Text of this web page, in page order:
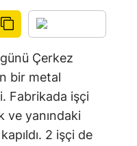
Çerkez
bir metal
Fabrikada işçi
ve yanındaki
2 işçi de